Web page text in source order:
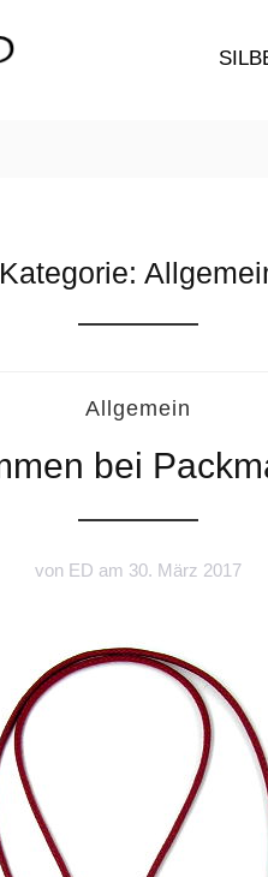
Kategorie:
Allgemein
bei
von ED am 30. März 2017